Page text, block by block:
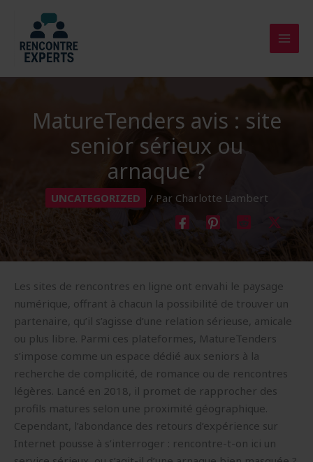
contenu
MatureTenders avis : site
senior sérieux ou
arnaque ?
UNCATEGORIZED / Par Charlotte Lambert
Les sites de rencontres en ligne ont envahi le paysage
numérique, offrant à chacun la possibilité de trouver un
partenaire, qu’il s’agisse d’une relation sérieuse, amicale
ou plus libre. Parmi ces plateformes, MatureTenders
s’impose comme un espace dédié aux seniors à la
recherche de complicité, de romance ou de rencontres
légères. Lancé en 2018, il promet de rapprocher des
profils matures selon une proximité géographique.
Cependant, l’abondance des retours d’expérience sur
Internet pousse à s’interroger : rencontre-t-on ici un